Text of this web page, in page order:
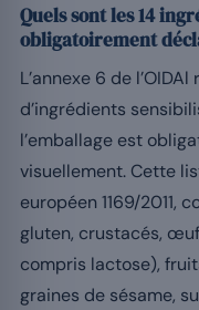
Quels sont les 14
obligatoirement
L’annexe 6 de
d’ingrédients
l’emballage est
visuellement. Cette
européen 1169/2011,
gluten, crustacés,
compris lactose),
graines de sésame,